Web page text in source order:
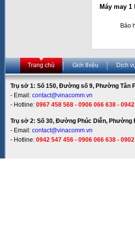
Máy may 1
Bảo
Trang chủ Giới thiệu Dịch
Trụ sở 1: Số 150, Đường số 9, Phường Tân
- Email: contact@vinacomm.vn
- Hotline: 0967 458 568 - 0906 066 638 -
Trụ sở 2: Số 30, Đường Phúc Diễn, Phường
- Email: contact@vinacomm.vn
- Hotline: 0942 547 456 - 0906 066 638 -